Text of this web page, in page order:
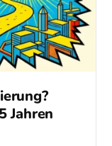
Jahren